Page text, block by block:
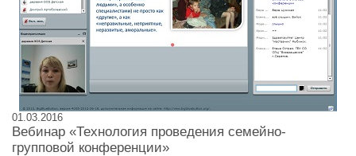
01.03.2016
Вебинар «Технология проведения семейно-
групповой конференции»